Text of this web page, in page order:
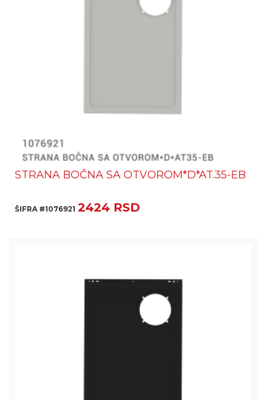
STRANA BOČNA SA OTVOROM*D*AT.35-EB
ŠIFRA #1076921 2424 RSD